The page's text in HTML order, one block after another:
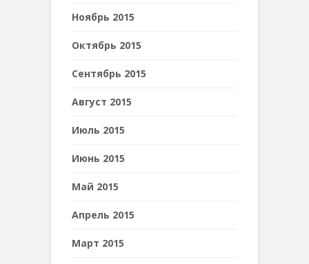
Ноябрь 2015
Октябрь 2015
Сентябрь 2015
Август 2015
Июль 2015
Июнь 2015
Май 2015
Апрель 2015
Март 2015